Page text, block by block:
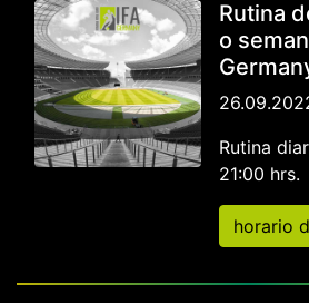
Rutina
o
Rutina
21:00 hrs.
horario